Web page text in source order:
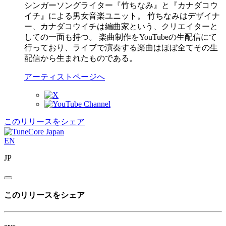
シンガーソングライター『竹ちなみ』と『カナダコウ
イチ』による男女音楽ユニット。 竹ちなみはデザイナ
ー、カナダコウイチは編曲家という、クリエイターと
しての一面も持つ。 楽曲制作をYouTubeの生配信にて
行っており、ライブで演奏する楽曲はほぼ全てその生
配信から生まれたものである。
アーティストページへ
このリリースをシェア
EN
JP
このリリースをシェア